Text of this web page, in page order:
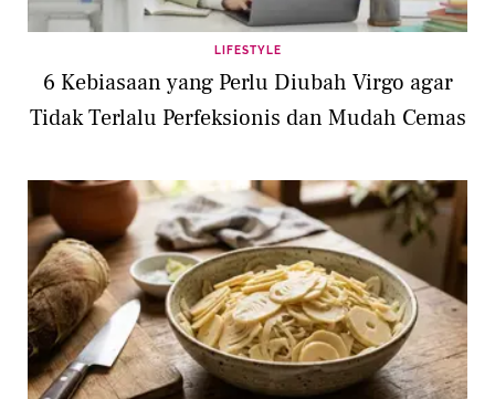
LIFESTYLE
6 Kebiasaan yang Perlu Diubah Virgo agar
Tidak Terlalu Perfeksionis dan Mudah Cemas